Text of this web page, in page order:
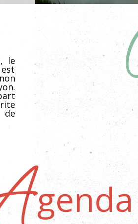
le
de la
genda